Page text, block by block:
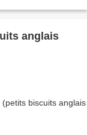
anglais